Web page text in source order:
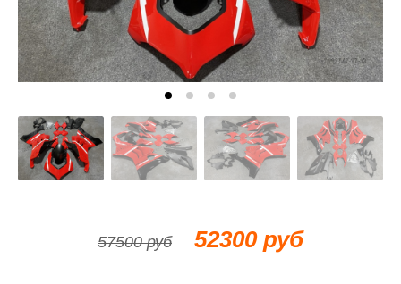
57500 руб 52300 руб